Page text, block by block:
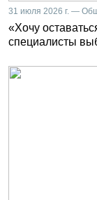
31 июля 2026 г. —
«Хочу
специалисты